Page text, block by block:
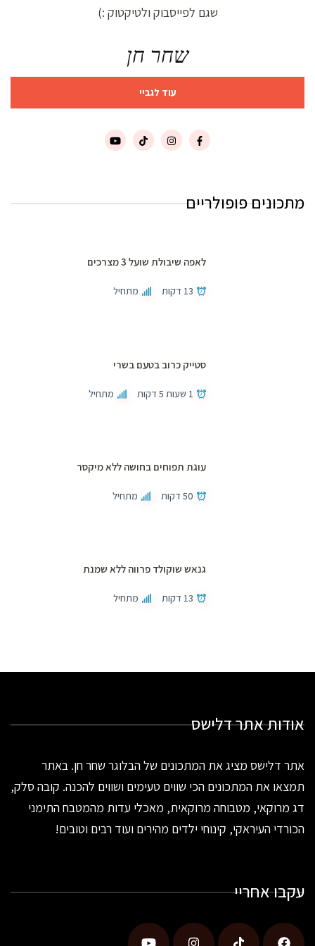
שגם לפייסבוק ולטיקטוק :)
שחר חן
עוד לגביי
מתכונים פופולריים
לאפה שיבולת שועל 3 מצרכים
13 דקות מתחיל
סטייק כרוב בטעם בשרי
1 שעות 5 דקות מתחיל
עוגת תפוחים בחושה ללא מיקסר
50 דקות מתחיל
גנאש שוקולד פרווה ללא שמנת
13 דקות מתחיל
אודות אתר דלישס
אתר דלישס מציג את המתכונים של הבלוגר שחר חן. באתר
תמצאו את המתכונים הכי שווים טעימים ושווים להכנה. קובה סלק,
דג מרוקאי, מטבוחה מרוקאית, מאכלי עדות מהמטבח התימני
הכורדי העיראקי, קינוחי ילדים מהירים ועוד רבים וטובים!
עקבו אחריי